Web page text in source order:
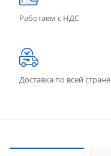
Работаем с НДС
Доставка по всей стране